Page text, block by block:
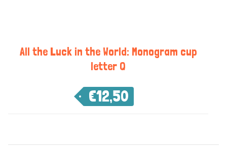
All the Luck in the World: Monogram cup
letter Q
€12,50